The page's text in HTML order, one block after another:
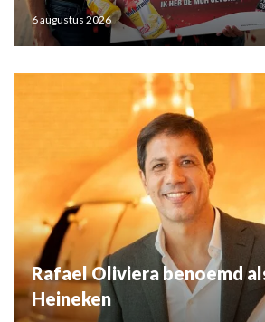
6 augustus 2026
Rafael Oliviera benoemd
Heineken